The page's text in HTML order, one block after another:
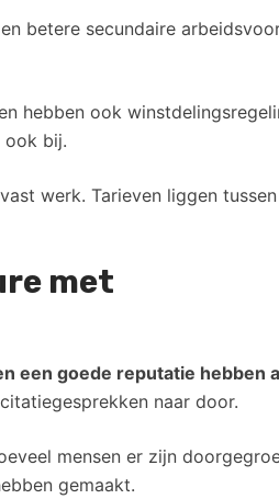
betere secundaire
hebben ook
ook bij.
werk. Tarieven liggen
met
een goede reputatie hebben
naar door.
mensen er zijn
gemaakt.